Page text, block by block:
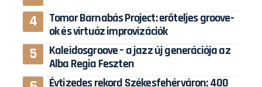
Tomor Barnabás Project: erőteljes groove-
ok és virtuóz improvizációk
Kaleidosgroove – a jazz új generációja az
Alba Regia Feszten
Évtizedes rekord Székesfehérváron: 400